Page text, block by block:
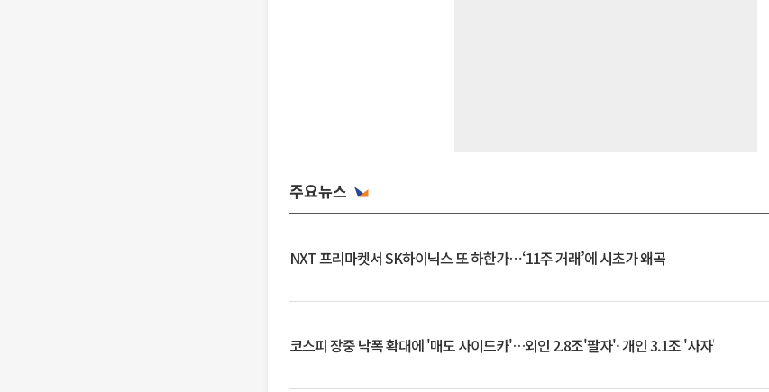
주요뉴스
NXT 프리마켓서 SK하이닉스 또 하한가⋯‘11주 거래’에 시초가 왜곡
코스피 장중 낙폭 확대에 '매도 사이드카'…외인 2.8조'팔자'· 개인 3.1조 '사자'